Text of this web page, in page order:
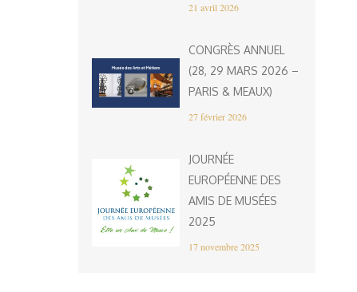
21 avril 2026
CONGRÈS ANNUEL
(28, 29 MARS 2026 –
PARIS & MEAUX)
27 février 2026
JOURNÉE
EUROPÉENNE DES
AMIS DE MUSÉES
2025
17 novembre 2025